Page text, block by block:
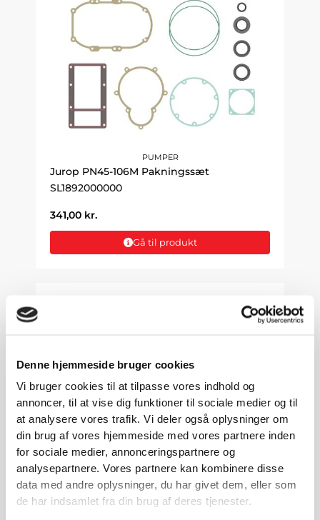
Denne hjemmeside bruger cookies
Vi bruger cookies til at tilpasse vores indhold og
annoncer, til at vise dig funktioner til sociale medier og til
at analysere vores trafik. Vi deler også oplysninger om
din brug af vores hjemmeside med vores partnere inden
for sociale medier, annonceringspartnere og
analysepartnere. Vores partnere kan kombinere disse
data med andre oplysninger, du har givet dem, eller som
de har indsamlet fra din brug af deres tjenester.
PUMPER
Jurop PN45-106M Pakningssæt
SL1892000000
341,00 kr.
Gå til produkt
PUMPER
Jurop LC420M Pakningssæt
SL189207X0B0
1.082,00kr.